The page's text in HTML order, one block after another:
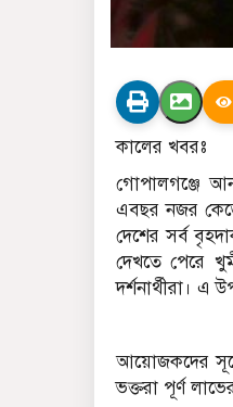
কালের খবরঃ
গোপালগঞ্জে
এবছর নজর
দেশের সর্ব
দেখতে পেরে
দর্শনার্থীরা।
আয়োজকদের
ভক্তরা পূর্ণ